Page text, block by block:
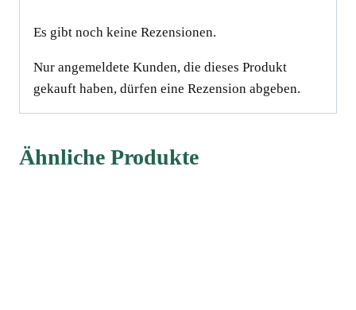
Es gibt noch keine Rezensionen.
Nur angemeldete Kunden, die dieses Produkt
gekauft haben, dürfen eine Rezension abgeben.
Ähnliche Produkte